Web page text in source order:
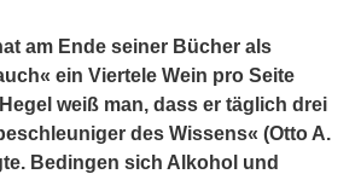
am Ende seiner Bücher als
ein Viertele Wein pro Seite
weiß man, dass er täglich drei
des Wissens« (Otto A.
Bedingen sich Alkohol und